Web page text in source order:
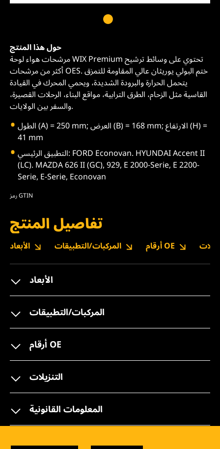
حول هذا المنتج
مرشحات هواء لوحة WIX Premium تحتوي على وسائط ترشيح
أكثر من مرشحات OES. ختم البولي يوريثان عالي المقاومة للتمزق
يتحمل الحرارة والبرودة الشديدة، ويحمي المحرك في القيادة
القاسية مثل الزحام، الطرق الترابية، مواقع البناء، الرحلات القصيرة،
والسفر بين الولايات.
الطول (A) = 250 mm; العرض (B) = 168 mm; الارتفاع (H) =
41 mm
التطبيق الرئيسي: FORD Econovan. HYUNDAI Accent II
(LC). MAZDA 626 II (GC), 929, E 2000-Serie, E 2200-
Serie, E-Serie, Econovan
رمز GTIN
تفاصيل المنتج
الأبعاد المركبات/التطبيقات أرقام OE
الأبعاد
المركبات/التطبيقات
أرقام OE
التنزيلات
المعلومات القانونية